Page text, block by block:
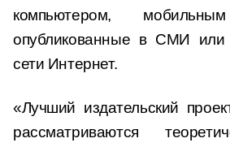
компьютером,
опубликованные в СМИ
сети Интернет.
«Лучший издательский
рассматриваются